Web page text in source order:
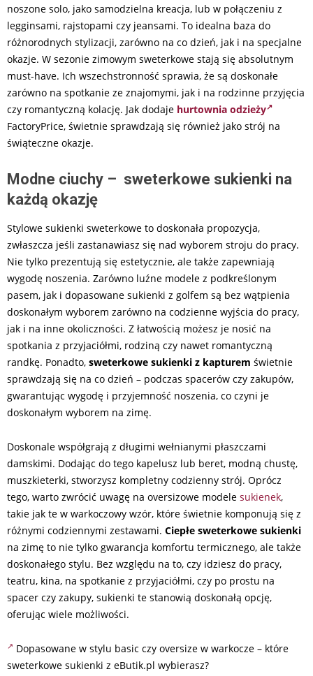
noszone solo, jako samodzielna kreacja, lub w połączeniu z
legginsami, rajstopami czy jeansami. To idealna baza do
różnorodnych stylizacji, zarówno na co dzień, jak i na specjalne
okazje. W sezonie zimowym sweterkowe stają się absolutnym
must-have. Ich wszechstronność sprawia, że są doskonałe
zarówno na spotkanie ze znajomymi, jak i na rodzinne przyjęcia
czy romantyczną kolację. Jak dodaje hurtownia odzieży
FactoryPrice, świetnie sprawdzają się również jako strój na
świąteczne okazje.
Modne ciuchy – sweterkowe sukienki na
każdą okazję
Stylowe sukienki sweterkowe to doskonała propozycja,
zwłaszcza jeśli zastanawiasz się nad wyborem stroju do pracy.
Nie tylko prezentują się estetycznie, ale także zapewniają
wygodę noszenia. Zarówno luźne modele z podkreślonym
pasem, jak i dopasowane sukienki z golfem są bez wątpienia
doskonałym wyborem zarówno na codzienne wyjścia do pracy,
jak i na inne okoliczności. Z łatwością możesz je nosić na
spotkania z przyjaciółmi, rodziną czy nawet romantyczną
randkę. Ponadto, sweterkowe sukienki z kapturem świetnie
sprawdzają się na co dzień – podczas spacerów czy zakupów,
gwarantując wygodę i przyjemność noszenia, co czyni je
doskonałym wyborem na zimę.
Doskonale współgrają z długimi wełnianymi płaszczami
damskimi. Dodając do tego kapelusz lub beret, modną chustę,
muszkieterki, stworzysz kompletny codzienny strój. Oprócz
tego, warto zwrócić uwagę na oversizowe modele sukienek,
takie jak te w warkoczowy wzór, które świetnie komponują się z
różnymi codziennymi zestawami. Ciepłe sweterkowe sukienki
na zimę to nie tylko gwarancja komfortu termicznego, ale także
doskonałego stylu. Bez względu na to, czy idziesz do pracy,
teatru, kina, na spotkanie z przyjaciółmi, czy po prostu na
spacer czy zakupy, sukienki te stanowią doskonałą opcję,
oferując wiele możliwości.
Dopasowane w stylu basic czy oversize w warkocze – które
sweterkowe sukienki z eButik.pl wybierasz?